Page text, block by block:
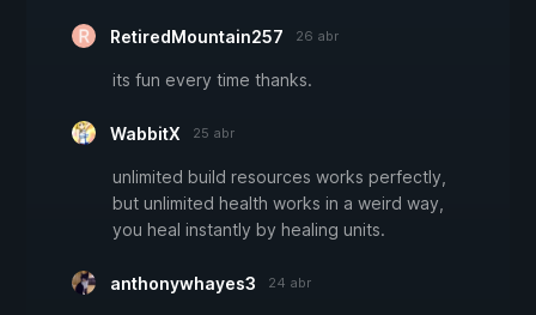
RetiredMountain257 26 abr
its fun every time thanks.
WabbitX 25 abr
unlimited build resources works perfectly,
but unlimited health works in a weird way,
you heal instantly by healing units.
anthonywhayes3 24 abr